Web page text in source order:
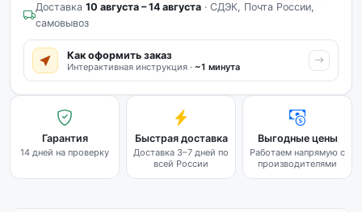
Доставка 10 августа – 14 августа · СДЭК, Почта России,
самовывоз
Как оформить заказ
Интерактивная инструкция · ~1 минута
Гарантия
14 дней на проверку
Быстрая доставка
Доставка 3–7 дней по
всей России
Выгодные цены
Работаем напрямую с
производителями